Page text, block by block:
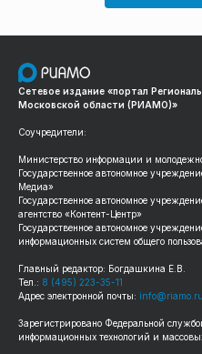
Сетевое издание «портал
Московской области (РИАМО)»
Соучредители:
Министерство информации и
Государственное автономное
Медиа»
Государственное автономное
агентство «Контент-Центр»
Государственное автономное
информационных систем общего
Главный редактор: Богдашкина Е.В.
Тел.: 8 (495) 223-35-11
Адрес электронной почты: info@riamo.ru
Зарегистрировано Федеральной
информационных технологий и